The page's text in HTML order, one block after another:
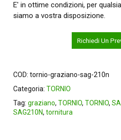
E' in ottime condizioni, per
siamo a vostra disposizione.
Richiedi Un
COD: tornio-graziano-sag-210n
Categoria: TORNIO
Tag: graziano, TORNIO, TORNIO,
SAG210N, tornitura